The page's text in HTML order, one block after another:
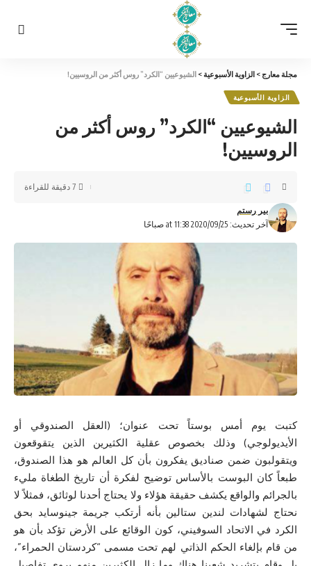
مجلة معارج> الزاوية الأسبوعية> الشيوعيين “الكرد” روس أكثر من الروسيين!
الزاوية الأسبوعية
الشيوعيين “الكرد” روس أكثر من
الروسيين!
آخر تحديث: 2020/09/25 at 11:38 صباحًا
بير رستم
7 دقيقة للقراءة
كتبت يوم أمس بوستاً تحت عنوان؛ (العقل الصندوقي أو
الأيديولوجي) وذلك بخصوص عقلية الكثيرين الذين يتقوقعون
ويتقولبون ضمن صناديق يفكرون بأن كل العالم هو هذا الصندوق،
طبعاً كان البوست بالأساس توضيح لفكرة أن تاريخ الطغاة مليء
بالجرائم والواقع يكشف حقيقة هؤلاء ولا يحتاج أحدنا لوثائق، فمثلاً لا
نحتاج لشهادات لندين ستالين بأنه أرتكب جريمة جينوسايد بحق
الكرد في الاتحاد السوفيني، كون الوقائع على الأرض تؤكد بأن هو
من قام بإلغاء الحكم الذاتي لهم تحت مسمى “كردستان الحمراء”،